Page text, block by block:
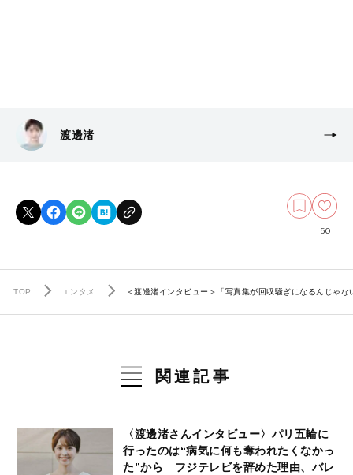
渡邊渚
50
TOP エンタメ ＜渡邊渚インタビュー＞「写真集が回収騒ぎになるんじゃ
関連記事
〈渡邊渚さんインタビュー〉パリ五輪に
行ったのは“病気に何も奪われたくなかっ
た”から フジテレビを辞めた理由、バレ